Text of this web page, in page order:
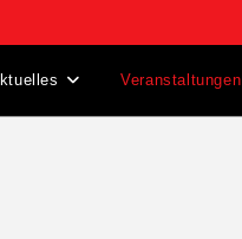
Veranstaltungen